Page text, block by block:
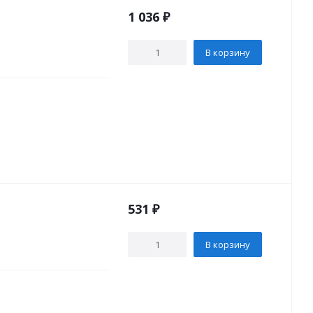
1 036 ₽
В корзину
531 ₽
В корзину